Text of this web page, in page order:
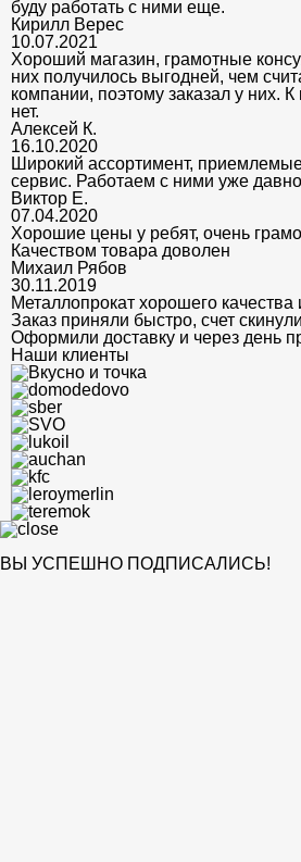
буду работать с ними еще.
Кирилл Верес
10.07.2021
Хороший магазин, грамотные
них получилось выгодней, чем
компании, поэтому заказал у них. К
нет.
Алексей К.
16.10.2020
Широкий ассортимент,
сервис. Работаем с ними уже
Виктор Е.
07.04.2020
Хорошие цены у ребят, очень
Качеством товара доволен
Михаил Рябов
30.11.2019
Металлопрокат хорошего качества
Заказ приняли быстро, счет
Оформили доставку и через день
Наши клиенты
ВЫ УСПЕШНО ПОДПИСАЛИСЬ!